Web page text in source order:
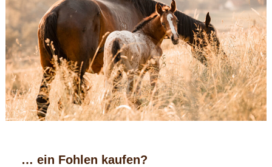
… ein Fohlen kaufen?